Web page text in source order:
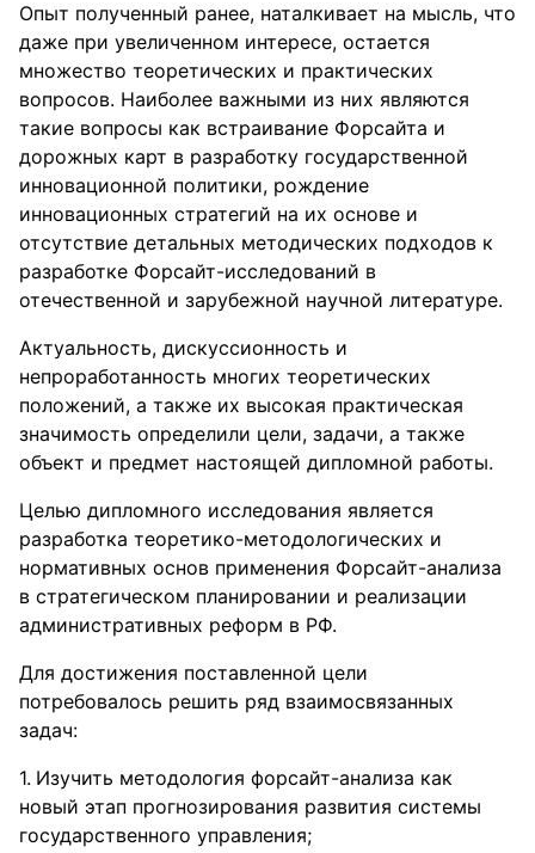
Опыт полученный ранее, наталкивает на мысль, что
даже при увеличенном интересе, остается
множество теоретических и практических
вопросов. Наиболее важными из них являются
такие вопросы как встраивание Форсайта и
дорожных карт в разработку государственной
инновационной политики, рождение
инновационных стратегий на их основе и
отсутствие детальных методических подходов к
разработке Форсайт-исследований в
отечественной и зарубежной научной литературе.
Актуальность, дискуссионность и
непроработанность многих теоретических
положений, а также их высокая практическая
значимость определили цели, задачи, а также
объект и предмет настоящей дипломной работы.
Целью дипломного исследования является
разработка теоретико-методологических и
нормативных основ применения Форсайт-анализа
в стратегическом планировании и реализации
административных реформ в РФ.
Для достижения поставленной цели
потребовалось решить ряд взаимосвязанных
задач:
Изучить методология форсайт-анализа как
новый этап прогнозирования развития системы
государственного управления;